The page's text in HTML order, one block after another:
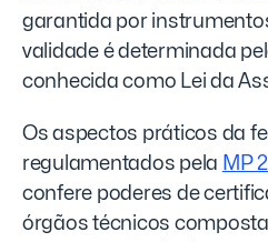
garantida por
validade é determinada
conhecida como Lei da
Os aspectos práticos da
regulamentados pela MP
confere poderes de
órgãos técnicos